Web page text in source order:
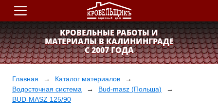
КРОВЕЛЬНЫЕ РАБОТЫ И
МАТЕРИАЛЫ В КАЛИНИНГРАДЕ
С 2007 ГОДА
+7 4012 300-400
Главная
Каталог материалов
Водосточная система
Bud-masz (Польша)
BUD-MASZ 125/90